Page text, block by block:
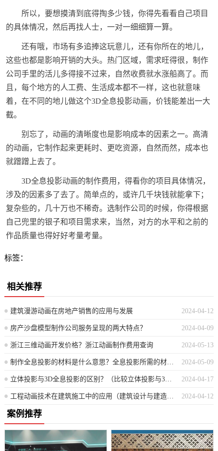
所以，要想摸清到底得掏多少钱，你得先看看自己项目
的具体情况，然后再找人士，一对一细细算一算。
还有哦，市场有多追捧这玩意儿，还有你所在的地儿，
这些也都是影响开销的大头。热门区域，需求旺得很，制作
公司手里的活儿多得接不过来，自然收费就水涨船高了。而
且，每个地方的人工费、生活成本都不一样，这也就意味
着，在不同的地儿做这个3D全息投影动画，价钱能差出一大
截。
别忘了，动画的清晰度也是影响成本的因素之一。高清
的动画，它制作起来更耗时、更吃资源，自然而然，成本也
就蹭蹭上去了。
3D全息投影动画的制作费用，得看你的项目具体情况，
涉及的因素多了去了。简单点的，或许几千块钱就能拿下；
复杂些的，几十万也不稀奇。选制作公司的时候，你得根据
自己兜里的银子和项目需求来，当然，对方的水平和之前的
作品质量也得好好考量考量。
标签：
相关推荐
2024-04-12
建筑漫游动画在房地产销售的应用与发展
2024-04-09
房产沙盘模型制作公司服务呈现的两大特点？
2024-05-13
浙江三维动画开发价格？浙江动画制作费用查询
2024-05-09
制作全息投影的材料是什么意思？全息投影所需的材料是指哪些？
2024-04-17
立体投影与3D全息投影的区别？（比较立体投影与3D全息投影的差异点）
2024-04-12
工程动画技术在建筑施工中的应用（建筑设计与建造中的数字可视化创新）
案例推荐